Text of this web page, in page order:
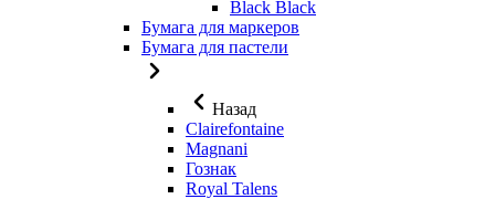
Black Black
Бумага для маркеров
Бумага для пастели
Назад
Clairefontaine
Magnani
Гознак
Royal Talens